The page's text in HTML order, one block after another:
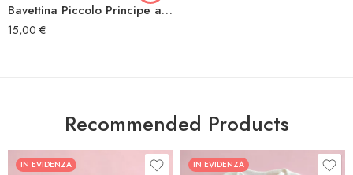
Bavettina Piccolo Principe aereo
15,00 €
Recommended Products
IN EVIDENZA
IN EVIDENZA